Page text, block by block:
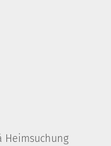
Heimsuchung